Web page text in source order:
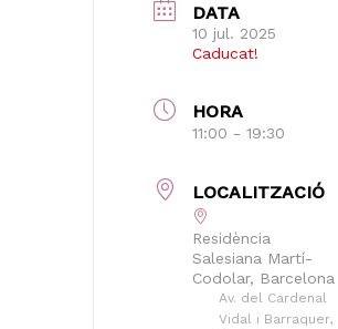
DATA
10 jul. 2025
Caducat!
HORA
11:00 - 19:30
LOCALITZACIÓ
Residència
Salesiana Martí-
Codolar, Barcelona
Av. del Cardenal
Vidal i Barraquer,